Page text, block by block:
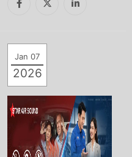
Jan 07
2026